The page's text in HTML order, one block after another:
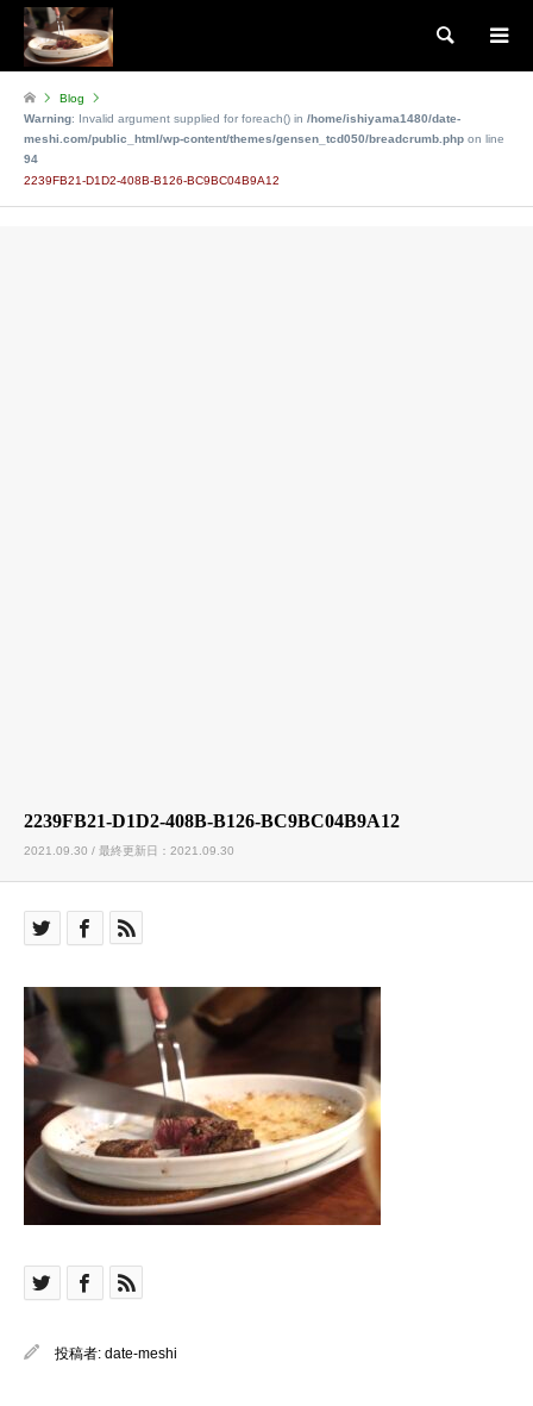
検索
Blog
Warning: Invalid argument supplied for foreach() in /home/ishiyama1480/date-
meshi.com/public_html/wp-content/themes/gensen_tcd050/breadcrumb.php on line
94
2239FB21-D1D2-408B-B126-BC9BC04B9A12
2239FB21-D1D2-408B-B126-BC9BC04B9A12
2021.09.30 / 最終更新日：2021.09.30
投稿者: date-meshi